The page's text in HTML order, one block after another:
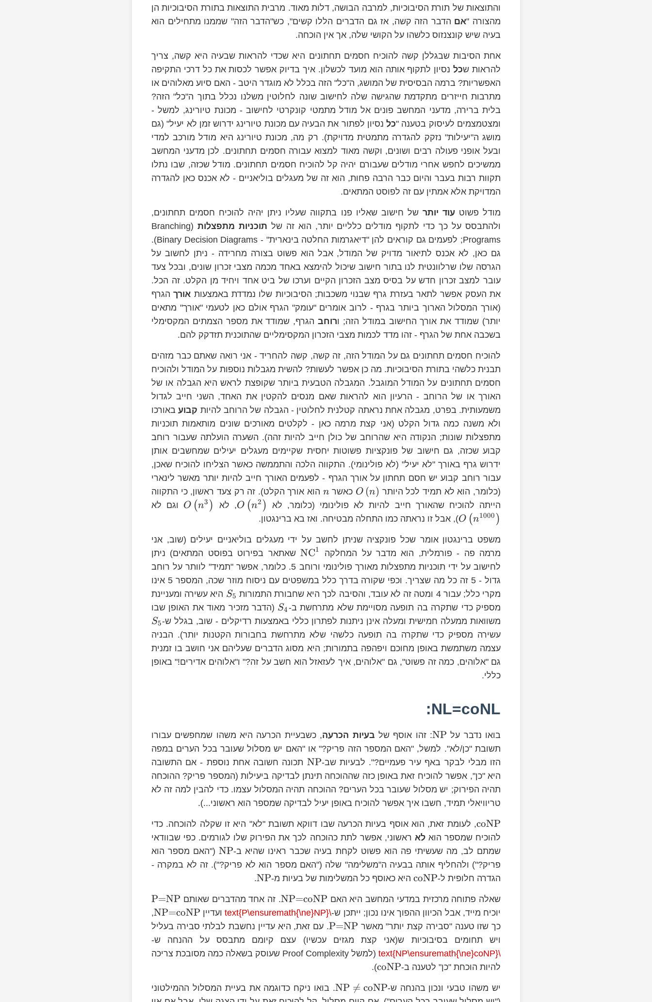
והתוצאות של תורת הסיבוכיות, למרבה הבושה, דלות מאוד. מרבית התוצאות בתורת הסיבוכיות הן
מהצורה "אם הדבר הזה קשה, אז גם הדברים הללו קשים", כש"הדבר הזה" שממנו מתחילים הוא
בעיה שיש קונצנזוס כלשהו על הקושי שלה, אך אין הוכחה.
אחת הסיבות שבגללן קשה להוכיח חסמים תחתונים היא שכדי להראות שבעיה היא קשה, צריך
להראות שכלנסיון לתקוף אותה הוא מועד לכשלון. איך בדיוק אפשר לכסות את כל דרכי התקיפה
האפשריות? ברמה הבסיסית של המושג, ה"כל" הזה בכלל לא מוגדר היטב - האם סיוע מאלוהים או
מתרבות חייזרים מתקדמת שהגישה שלה לחישוב שונה לחלוטין משלנו נכלל בתוך ה"כל" הזה?
בלית ברירה, מדעני המחשב פונים אל מודל מתמטי קונקרטי לחישוב - מכונת טיורינג, למשל -
ומצטמצמים לעיסוק בטענה "כלנסיון לפתור את הבעיה עם מכונת טיורינג ידרוש זמן לא יעיל" (גם
מושג ה"יעילות" נזקק להגדרה מתמטית מדויקת). רק מה, מכונת טיורינג היא מודל מורכב למדי
ובעל אופני פעולה רבים ושונים, וקשה מאוד למצוא עבורה חסמים תחתונים. לכן מדעני המחשב
ממשיכים לחפש אחרי מודלים שעבורם יהיה קל להוכיח חסמים תחתונים. מודל שכזה, שבו נתלו
תקוות רבות בעבר והיום כבר הרבה פחות, הוא זה של מעגלים בוליאניים - לא אכנס כאן להגדרה
המדויקת אלא אמתין עם זה לפוסט המתאים.
מודל פשוטעוד יותר של חישוב שאליו פנו בתקווה שעליו ניתן יהיה להוכיח חסמים תחתונים,
ולהתבסס על כך כדי לתקוף מודלים כלליים יותר, הוא זה של תוכניות מתפצלות
(Branching
Programs; לפעמים גם קוראים להן "דיאגרמות החלטה בינארית" - Binary Decision Diagrams).
גם כאן, לא אכנס לתיאור מדויק של המודל, אבל הוא פשוט בצורה מחרידה - ניתן לחשוב על
הגרסה שלו שרלוונטית לנו בתור חישוב שיכול להימצא באחד מכמה מצבי זכרון שונים, ובכל צעד
עובר למצב זכרון חדש על בסיס מצב הזכרון הקיים וערכו של ביט אחד ויחיד מן הקלט. זה הכל.
את העסק אפשר לתאר בעזרת גרף שבנוי משכבות; הסיבוכיות שלו נמדדת באמצעות אורךהגרף
(אורך המסלול הארוך ביותר בגרף - לרוב אומרים "עומק" הגרף אולם כאן לטעמי "אורך" מתאים
יותר) שמודד את אורך החישוב במודל הזה; ורוחבהגרף, שמודד את מספר הצמתים המקסימלי
בשכבה אחת של הגרף - זהו מדד לכמות מצבי הזכרון המקסימליים שהתוכנית תזדקק להם.
להוכיח חסמים תחתונים גם על המודל הזה, זה קשה, קשה להחריד - אני רואה שאתם כבר מזהים
תבנית כלשהי בתורת הסיבוכיות. מה כן אפשר לעשות? להשית מגבלות נוספות על המודל ולהוכיח
חסמים תחתונים על המודל המוגבל. המגבלה הטבעית ביותר שקופצת לראש היא הגבלה או של
האורך או של הרוחב - הרעיון הוא להראות שאם מנסים להקטין את האחד, השני חייב לגדול
משמעותית. בפרט, מגבלה אחת נראתה קטלנית לחלוטין - הגבלה של הרוחב להיות קבועבאורכו
ולא משנה כמה גדול הקלט (אני קצת מרמה כאן - לקלטים מאורכים שונים מותאמות תוכניות
מתפצלות שונות; הנקודה היא שהרוחב של כולן חייב להיות זהה). השערה הועלתה שעבור רוחב
קבוע שכזה, גם חישוב של פונקציות פשוטות יחסית שקיימים מעגלים יעילים שמחשבים אותן
ידרוש גרף באורך "לא יעיל" (לא פולינומי). התקווה הלכה והתממשה כאשר הצליחו להוכיח שאכן,
עבור רוחב קבוע יש חסם תחתון על אורך הגרף - לפעמים האורך חייב להיות יותר מאשר לינארי
(כלומר, הוא לא תמיד לכל היותר
O\left(n\right)
O (n) כאשר
n
n הוא אורך הקלט). זה רק צעד ראשון, כי התקווה
הייתה להוכיח שהאורך חייב להיות לא פולינומי (כלומר, לא
O\left(n^{2}\right)
O (n2 ) , לא O\left(n^{3}\right)
O (n3 ) וגם לא
O (n1000 ) ), אבל זו נראתה כמו התחלה מבטיחה. ואז בא ברינגטון.
משפט ברינגטון אומר שכל פונקציה שניתן לחשב על ידי מעגלים בוליאניים יעילים (שוב, אני
מרמה פה - פורמלית, הוא מדבר על המחלקה
\text{NC}^{1}
NC1
שאתאר בפירוט בפוסט המתאים) ניתן
לחישוב על ידי תוכניות מתפצלות מאורך פולינומי ורוחב 5. כלומר, אפשר "תמיד" לוותר על רוחב
גדול - 5 זה כל מה שצריך. וכפי שקורה בדרך כלל במשפטים עם ניסוח מוזר שכה, המספר 5 אינו
מקרי כלל; עבור 4 ומטה זה לא עובד, והסיבה לכך היא שחבורת התמורותS_{5}
S5
היא עשירה ומעניינת
מספיק כדי שתקרה בה תופעה מסויימת שלא מתרחשת ב-
S_{4}
S4
(הדבר מזכיר מאוד את האופן שבו
משוואות ממעלה חמישית ומעלה אינן ניתנות לפתרון כללי באמצעות רדיקלים - שוב, בגלל ש- S5
עשירה מספיק כדי שתקרה בה תופעה כלשהי שלא מתרחשת בחבורות הקטנות יותר). הבניה
עצמה משתמשת באופן מחוכם ויפהפה בתמורות; היא מסוג הדברים שעליהם אני חושב בו זמנית
גם "אלוהים, כמה זה פשוט", גם "אלוהים, איך לעזאזל הוא חשב על זה?" ו"אלוהים אדירים!" באופן
כללי.
NL=coNL:
בואו נדבר על \text{NP} NP: זהו אוסף של בעיות הכרעה, כשבעיית הכרעה היא משהו שמחפשים עבורו
תשובת "כן/לא". למשל, "האם המספר הזה פריק?" או "האם יש מסלול שעובר בכל הערים במפה
הזו מבלי לבקר באף עיר פעמיים?". לבעיות שב-
\text{NP}
NP תכונה חשובה אחת נוספת - אם התשובה
היא "כן", אפשר להוכיח זאת באופן כזה שההוכחה תינתן לבדיקה ביעילות (המספר פריק? ההוכחה
תהיה הפירוק; יש מסלול שעובר בכל הערים? ההוכחה תהיה המסלול עצמו. כדי להבין למה זה לא
טריוויאלי תמיד, חשבו איך אפשר להוכיח באופן יעיל לבדיקה שמספר הוא ראשוני...).
\text{coNP} coNP, לעומת זאת, הוא אוסף בעיות הכרעה שבו דווקא תשובת "לא" היא זו שקלה להוכחה. כדי
להוכיח שמספר הואלא ראשוני, אפשר לתת כהוכחה לכך את הפירוק שלו לגורמים. כפי שבוודאי
שמתם לב, מה שעשיתי פה הוא פשוט לקחת בעיה שכבר ראינו שהיא ב-
\text{NP}
NP("האם מספר הוא
פריק?") ולהחליף אותה בבעיה ה"משלימה" שלה ("האם מספר הוא לא פריק?"). זה לא במקרה -
הגדרה חלופית ל-
\text{coNP} coNP היא כאוסף כל המשלימות של בעיות מ-\text{NP}
NP
.
שאלה פתוחה מרכזית במדעי המחשב היא האם
\text{NP=coNP}
NP=coNP. זה אחד מהדברים שאותם P=NP
יוכיח מייד, אבל הכיוון ההפוך אינו נכון; ייתכן ש-\text{P\ensuremath{\ne}NP} ועדיין \text{NP=coNP}
NP=coNP
,
כך שזו טענה "סבירה קצת יותר" מאשר\text{P=NP}
P=NP. עם זאת, היא עדיין נחשבת לבלתי סבירה בעליל
ויש תחומים בסיבוכיות ש(אני קצת מגזים עכשיו) עצם קיומם מתבסס על ההנחה ש-
\text{NP\ensuremath{\ne}coNP}
(למשל Proof Complexity שעוסק בשאלה כמה מסובכת צריכה
להיות הוכחת "כן" לטענה ב-coNP
).
יש משהו טבעי ונכון בהנחה ש-\text{NP}\ne\text{coNP}
NP 
= coNP
. בואו ניקח כדוגמה את בעיית המסלול ההמילטוני